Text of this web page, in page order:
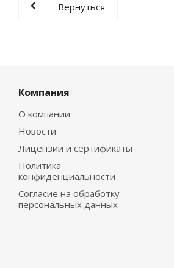
Вернуться
Компания
О компании
Новости
Лицензии и сертификаты
Политика
конфиденциальности
Согласие на обработку
персональных данных